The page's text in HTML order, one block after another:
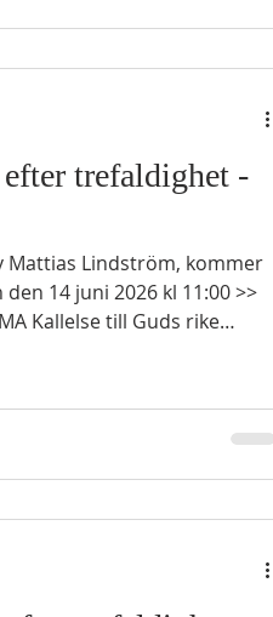
trefaldighet -
14 juni 2026 kl 11:00 >>
Kallelse till Guds rike